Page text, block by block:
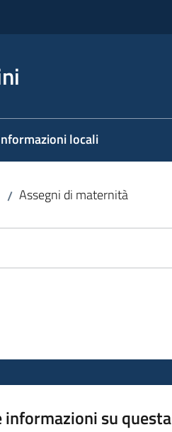
locali
/ Assegni di maternità
informazioni su questa